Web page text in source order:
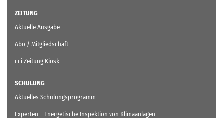
ZEITUNG
Aktuelle Ausgabe
Abo / Mitgliedschaft
cci Zeitung Kiosk
SCHULUNG
Aktuelles Schulungsprogramm
Experten – Energetische Inspektion von Klimaanlagen